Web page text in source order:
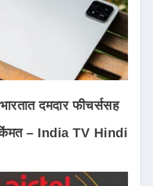
दमदार फीचर्ससह
– India TV Hindi